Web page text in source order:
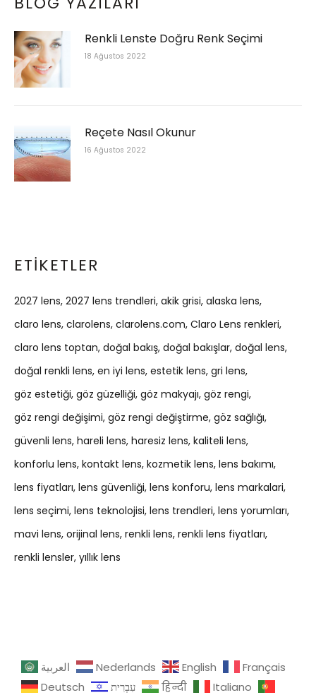
Renkli Lenste Doğru Renk Seçimi
18 Ağustos 2022
Reçete Nasıl Okunur
16 Ağustos 2022
ETIKETLER
2027 lens 2027 lens trendleri akik grisi alaska lens
claro lens clarolens clarolens.com Claro Lens renkleri
claro lens toptan doğal bakış doğal bakışlar doğal lens
doğal renkli lens en iyi lens estetik lens gri lens
göz estetiği göz güzelliği göz makyajı göz rengi
göz rengi değişimi göz rengi değiştirme göz sağlığı
güvenli lens hareli lens haresiz lens kaliteli lens
konforlu lens kontakt lens kozmetik lens lens bakımı
lens fiyatları lens güvenliği lens konforu lens markalari
lens seçimi lens teknolojisi lens trendleri lens yorumları
mavi lens orijinal lens renkli lens renkli lens fiyatları
renkli lensler yıllık lens
العربية Nederlands English
Français
Deutsch
עִבְרִית हिन्दी
Italiano